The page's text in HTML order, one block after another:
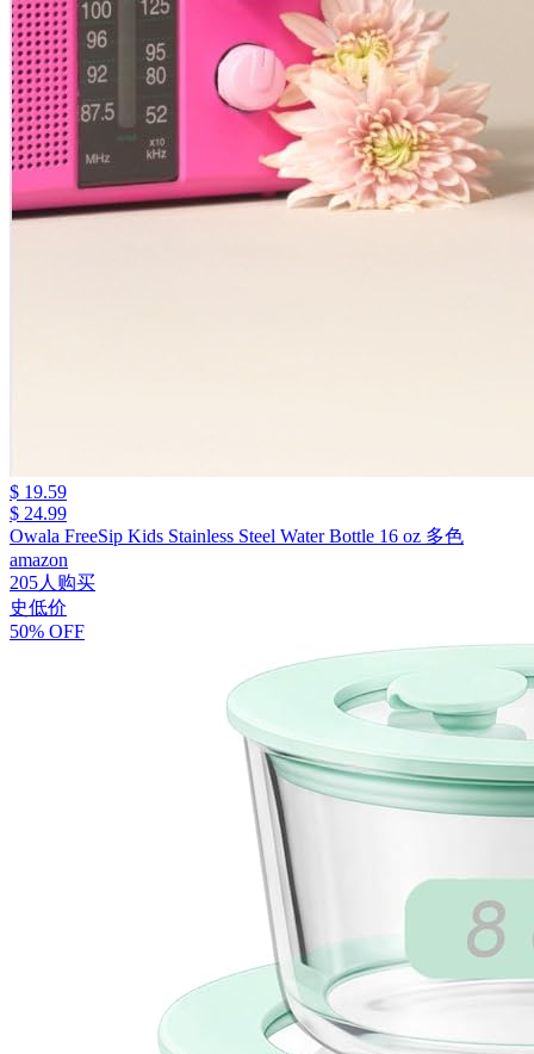
$ 19.59
$ 24.99
Owala FreeSip Kids Stainless Steel Water Bottle 16 oz 多色
amazon
205人购买
史低价
50% OFF